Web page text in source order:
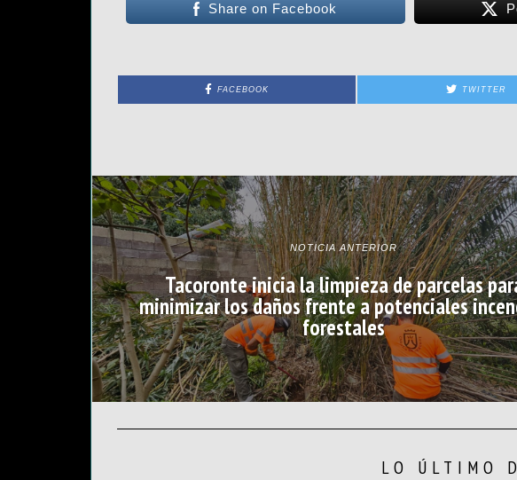
Share on Facebook
FACEBOOK TWITTER
NOTICIA ANTERIOR
Tacoronte inicia la limpieza de parcelas
minimizar los daños frente a potenciales
forestales
LO ÚLTIMO